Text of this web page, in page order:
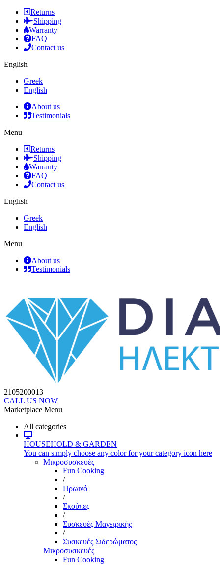
Returns
Shipping
Warranty
FAQ
Contact us
English
Greek
English
About us
Testimonials
Menu
Returns
Shipping
Warranty
FAQ
Contact us
English
Greek
English
Menu
About us
Testimonials
2105200013
CALL US NOW
Marketplace Menu
All categories
HOUSEHOLD & GARDEN
You can simply choose any color for your category icon here
Μικροσυσκευές
Fun Cooking
/
Πρωινό
/
Σκούπες
/
Συσκευές Μαγειρικής
/
Συσκευές Σιδερώματος
Μικροσυσκευές
Fun Cooking